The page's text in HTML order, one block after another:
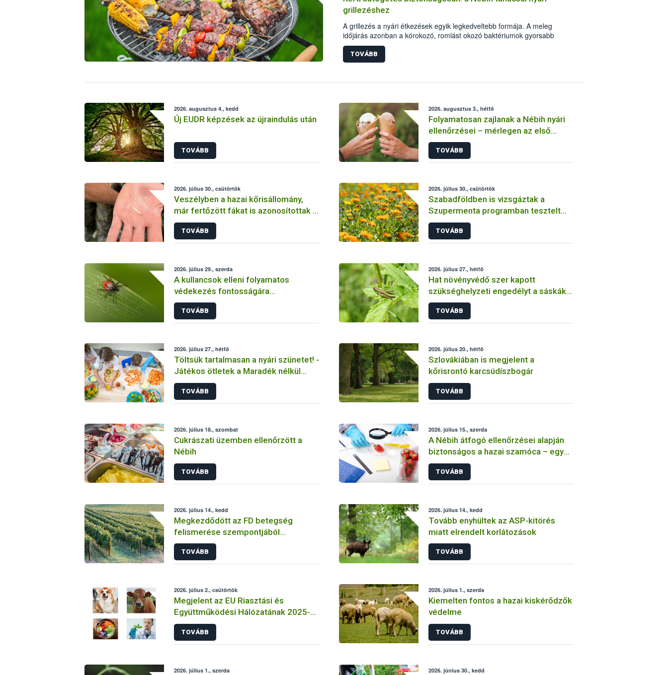
grillezéshez
A grillezés a nyári étkezések egyik legkedveltebb formája. A meleg
időjárás azonban a kórokozó, romlást okozó baktériumok gyorsabb
szaporodásának is kedvez. A szabadtéri sütögetés ezért nem csupán a
megfelelő sütési technikáról szól: legalább ilyen fontos az alapanyagok
biztonságos kezelése, az alapvető higiéniai szabályok betartása, a
Nemzeti Élelmiszerlánc-biztonsági Hivatal (Nébih) Oktatási Programja
TOVÁBB
2026. augusztus 4., kedd
Új EUDR képzések az újraindulás után
TOVÁBB
2026. augusztus 3., hétfő
Folyamatosan zajlanak a Nébih nyári
ellenőrzései – mérlegen az első
eredmények
TOVÁBB
2026. július 30., csütörtök
Veszélyben a hazai kőrisállomány,
már fertőzött fákat is azonosítottak a
szakemberek
TOVÁBB
2026. július 30., csütörtök
Szabadföldben is vizsgáztak a
Szupermenta programban tesztelt
körömvirág-vetőmagok
TOVÁBB
2026. július 29., szerda
A kullancsok elleni folyamatos
védekezés fontosságára
figyelmeztet a Nébih
TOVÁBB
2026. július 27., hétfő
Hat növényvédő szer kapott
szükséghelyzeti engedélyt a sáskák
elleni védekezéshez
TOVÁBB
2026. július 27., hétfő
Töltsük tartalmasan a nyári szünetet! -
Játékos ötletek a Maradék nélkül
programtól
TOVÁBB
2026. július 20., hétfő
Szlovákiában is megjelent a
kőrisrontó karcsúdíszbogár
TOVÁBB
2026. július 18., szombat
Cukrászati üzemben ellenőrzött a
Nébih
TOVÁBB
2026. július 15., szerda
A Nébih átfogó ellenőrzései alapján
biztonságos a hazai szamóca – egy
kis mintaszámú tanulmány
indokolatlan aggodalmat kelthet
TOVÁBB
2026. július 14., kedd
Megkezdődött az FD betegség
felismerése szempontjából
legfontosabb időszak
TOVÁBB
2026. július 14., kedd
Tovább enyhültek az ASP-kitörés
miatt elrendelt korlátozások
TOVÁBB
2026. július 2., csütörtök
Megjelent az EU Riasztási és
Együttműködési Hálózatának 2025-
ös évösszefoglalója
TOVÁBB
2026. július 1., szerda
Kiemelten fontos a hazai kiskérődzők
védelme
TOVÁBB
2026. július 1., szerda 2026. június 30., kedd